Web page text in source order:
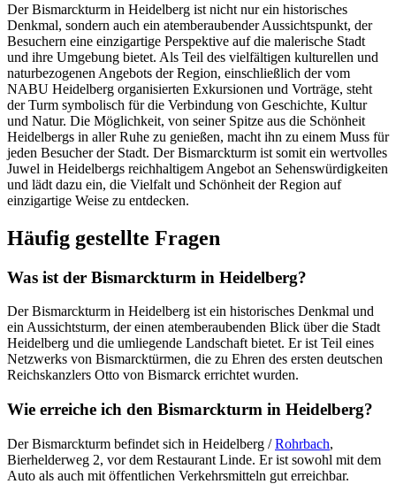
Der Bismarckturm in Heidelberg ist nicht nur ein historisches
Denkmal, sondern auch ein atemberaubender Aussichtspunkt, der
Besuchern eine einzigartige Perspektive auf die malerische Stadt
und ihre Umgebung bietet. Als Teil des vielfältigen kulturellen und
naturbezogenen Angebots der Region, einschließlich der vom
NABU Heidelberg organisierten Exkursionen und Vorträge, steht
der Turm symbolisch für die Verbindung von Geschichte, Kultur
und Natur. Die Möglichkeit, von seiner Spitze aus die Schönheit
Heidelbergs in aller Ruhe zu genießen, macht ihn zu einem Muss für
jeden Besucher der Stadt. Der Bismarckturm ist somit ein wertvolles
Juwel in Heidelbergs reichhaltigem Angebot an Sehenswürdigkeiten
und lädt dazu ein, die Vielfalt und Schönheit der Region auf
einzigartige Weise zu entdecken.
Häufig gestellte Fragen
Was ist der Bismarckturm in Heidelberg?
Der Bismarckturm in Heidelberg ist ein historisches Denkmal und
ein Aussichtsturm, der einen atemberaubenden Blick über die Stadt
Heidelberg und die umliegende Landschaft bietet. Er ist Teil eines
Netzwerks von Bismarcktürmen, die zu Ehren des ersten deutschen
Reichskanzlers Otto von Bismarck errichtet wurden.
Wie erreiche ich den Bismarckturm in Heidelberg?
Der Bismarckturm befindet sich in Heidelberg /Rohrbach,
Bierhelderweg 2, vor dem Restaurant Linde. Er ist sowohl mit dem
Auto als auch mit öffentlichen Verkehrsmitteln gut erreichbar.